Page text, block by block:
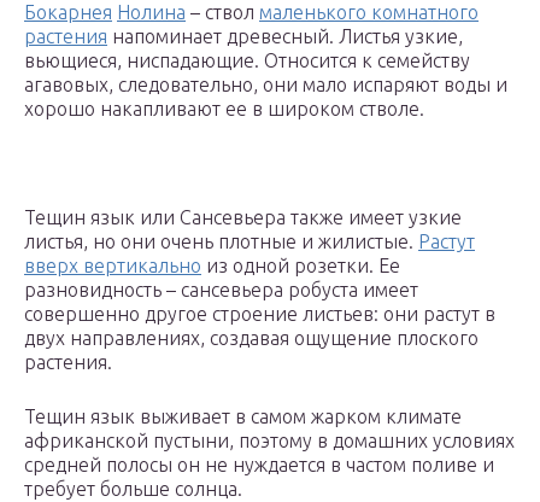
Бокарнея Нолина – ствол маленького комнатного
растения напоминает древесный. Листья узкие,
вьющиеся, ниспадающие. Относится к семейству
агавовых, следовательно, они мало испаряют воды и
хорошо накапливают ее в широком стволе.
Тещин язык или Сансевьера также имеет узкие
листья, но они очень плотные и жилистые. Растут
вверх вертикально из одной розетки. Ее
разновидность – сансевьера робуста имеет
совершенно другое строение листьев: они растут в
двух направлениях, создавая ощущение плоского
растения.
Тещин язык выживает в самом жарком климате
африканской пустыни, поэтому в домашних условиях
средней полосы он не нуждается в частом поливе и
требует больше солнца.